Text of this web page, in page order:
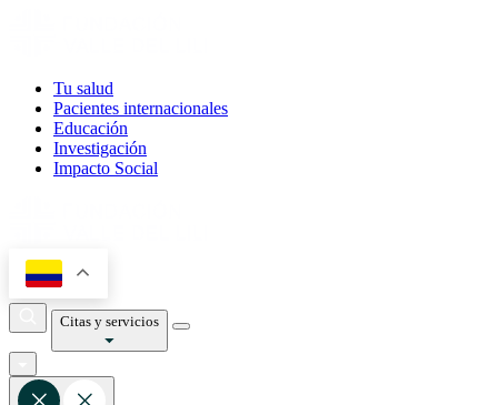
Tu salud
Pacientes internacionales
Educación
Investigación
Impacto Social
Citas y servicios